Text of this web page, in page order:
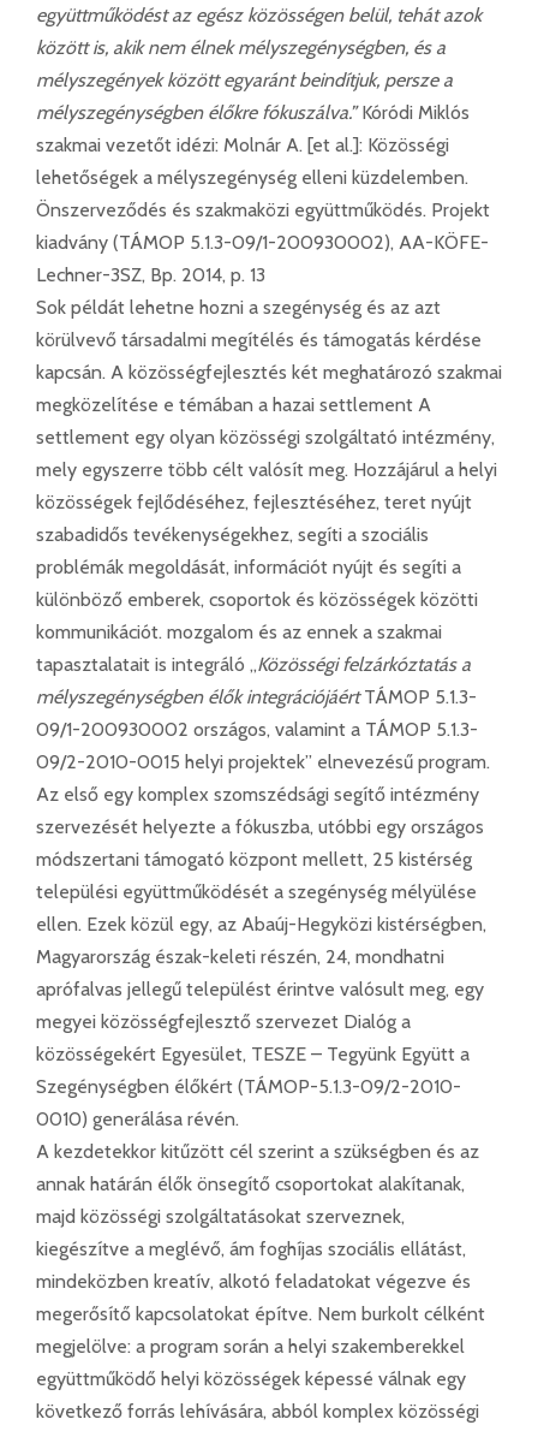
együttműködést az egész közösségen belül, tehát azok
között is, akik nem élnek mélyszegénységben, és a
mélyszegények között egyaránt beindítjuk, persze a
mélyszegénységben élőkre fókuszálva.”Kóródi Miklós
szakmai vezetőt idézi: Molnár A. [et al.]: Közösségi
lehetőségek a mélyszegénység elleni küzdelemben.
Önszerveződés és szakmaközi együttműködés. Projekt
kiadvány (TÁMOP 5.1.3-09/1-200930002), AA-KÖFE-
Lechner-3SZ, Bp. 2014, p. 13
Sok példát lehetne hozni a szegénység és az azt
körülvevő társadalmi megítélés és támogatás kérdése
kapcsán. A közösségfejlesztés két meghatározó szakmai
megközelítése e témában a hazai settlement A
settlement egy olyan közösségi szolgáltató intézmény,
mely egyszerre több célt valósít meg. Hozzájárul a helyi
közösségek fejlődéséhez, fejlesztéséhez, teret nyújt
szabadidős tevékenységekhez, segíti a szociális
problémák megoldását, információt nyújt és segíti a
különböző emberek, csoportok és közösségek közötti
kommunikációt. mozgalom és az ennek a szakmai
tapasztalatait is integráló „Közösségi felzárkóztatás a
mélyszegénységben élők integrációjáértTÁMOP 5.1.3-
09/1-200930002 országos, valamint a TÁMOP 5.1.3-
09/2-2010-0015 helyi projektek” elnevezésű program.
Az első egy komplex szomszédsági segítő intézmény
szervezését helyezte a fókuszba, utóbbi egy országos
módszertani támogató központ mellett, 25 kistérség
települési együttműködését a szegénység mélyülése
ellen. Ezek közül egy, az Abaúj-Hegyközi kistérségben,
Magyarország észak-keleti részén, 24, mondhatni
aprófalvas jellegű települést érintve valósult meg, egy
megyei közösségfejlesztő szervezet Dialóg a
közösségekért Egyesület, TESZE – Tegyünk Együtt a
Szegénységben élőkért (TÁMOP-5.1.3-09/2-2010-
0010) generálása révén.
A kezdetekkor kitűzött cél szerint a szükségben és az
annak határán élők önsegítő csoportokat alakítanak,
majd közösségi szolgáltatásokat szerveznek,
kiegészítve a meglévő, ám foghíjas szociális ellátást,
mindeközben kreatív, alkotó feladatokat végezve és
megerősítő kapcsolatokat építve. Nem burkolt célként
megjelölve: a program során a helyi szakemberekkel
együttműködő helyi közösségek képessé válnak egy
következő forrás lehívására, abból komplex közösségi